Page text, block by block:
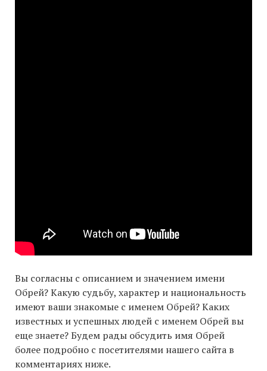
Вы согласны с описанием и значением имени
Обрей? Какую судьбу, характер и национальность
имеют ваши знакомые с именем Обрей? Каких
известных и успешных людей с именем Обрей вы
еще знаете? Будем рады обсудить имя Обрей
более подробно с посетителями нашего сайта в
комментариях ниже.